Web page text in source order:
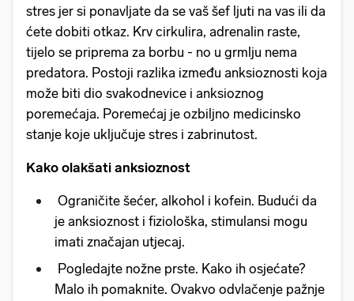
stres jer si ponavljate da se vaš šef ljuti na vas ili da
ćete dobiti otkaz. Krv cirkulira, adrenalin raste,
tijelo se priprema za borbu - no u grmlju nema
predatora. Postoji razlika između anksioznosti koja
može biti dio svakodnevice i anksioznog
poremećaja. Poremećaj je ozbiljno medicinsko
stanje koje uključuje stres i zabrinutost.
Kako olakšati anksioznost
Ograničite šećer, alkohol i kofein. Budući da
je anksioznost i fiziološka, stimulansi mogu
imati značajan utjecaj.
Pogledajte nožne prste. Kako ih osjećate?
Malo ih pomaknite. Ovakvo odvlačenje pažnje